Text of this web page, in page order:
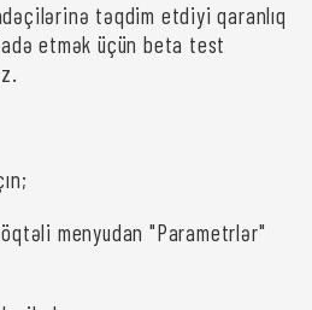
təqdim etdiyi qaranlıq
etmək üçün beta test
menyudan "Parametrlər"